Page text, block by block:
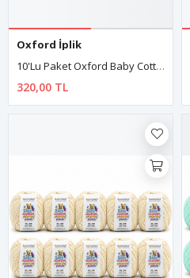
Oxford İplik
10'lu Paket Oxford Baby Cotton Amigurumi Punch 50gr/150m No:010 Siyah
320,00 TL